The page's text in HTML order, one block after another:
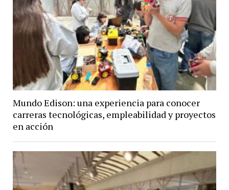
Mundo Edison: una experiencia para conocer
carreras tecnológicas, empleabilidad y proyectos
en acción